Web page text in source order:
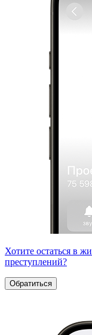
Хотите остаться в
преступлений?
Обратиться